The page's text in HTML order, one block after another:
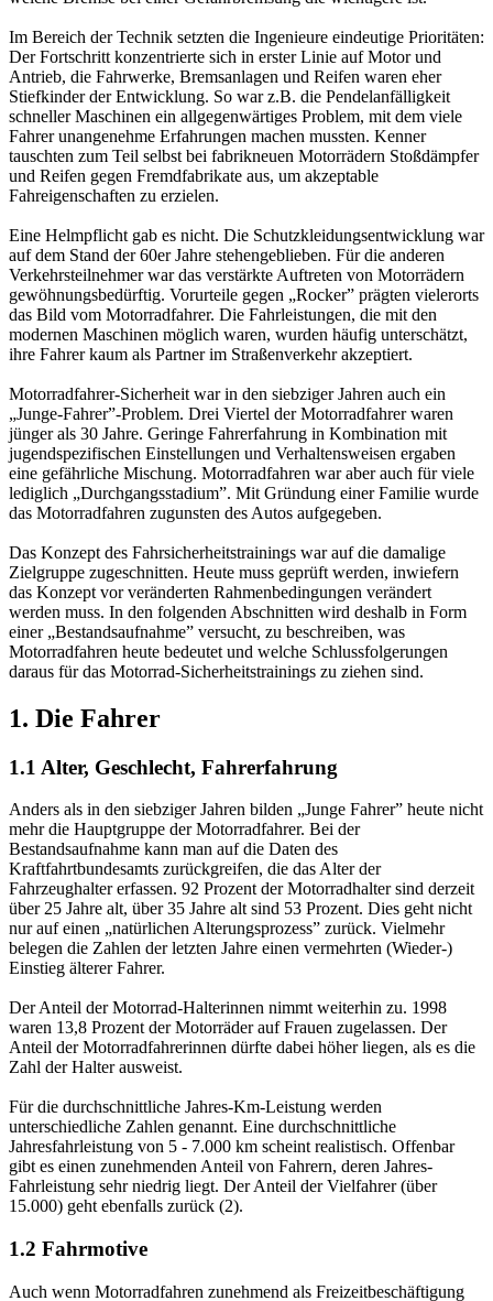
Im Bereich der Technik setzten die Ingenieure eindeutige Prioritäten:
Der Fortschritt konzentrierte sich in erster Linie auf Motor und
Antrieb, die Fahrwerke, Bremsanlagen und Reifen waren eher
Stiefkinder der Entwicklung. So war z.B. die Pendelanfälligkeit
schneller Maschinen ein allgegenwärtiges Problem, mit dem viele
Fahrer unangenehme Erfahrungen machen mussten. Kenner
tauschten zum Teil selbst bei fabrikneuen Motorrädern Stoßdämpfer
und Reifen gegen Fremdfabrikate aus, um akzeptable
Fahreigenschaften zu erzielen.
Eine Helmpflicht gab es nicht. Die Schutzkleidungsentwicklung war
auf dem Stand der 60er Jahre stehengeblieben. Für die anderen
Verkehrsteilnehmer war das verstärkte Auftreten von Motorrädern
gewöhnungsbedürftig. Vorurteile gegen „Rocker” prägten vielerorts
das Bild vom Motorradfahrer. Die Fahrleistungen, die mit den
modernen Maschinen möglich waren, wurden häufig unterschätzt,
ihre Fahrer kaum als Partner im Straßenverkehr akzeptiert.
Motorradfahrer-Sicherheit war in den siebziger Jahren auch ein
„Junge-Fahrer”-Problem. Drei Viertel der Motorradfahrer waren
jünger als 30 Jahre. Geringe Fahrerfahrung in Kombination mit
jugendspezifischen Einstellungen und Verhaltensweisen ergaben
eine gefährliche Mischung. Motorradfahren war aber auch für viele
lediglich „Durchgangsstadium”. Mit Gründung einer Familie wurde
das Motorradfahren zugunsten des Autos aufgegeben.
Das Konzept des Fahrsicherheitstrainings war auf die damalige
Zielgruppe zugeschnitten. Heute muss geprüft werden, inwiefern
das Konzept vor veränderten Rahmenbedingungen verändert
werden muss. In den folgenden Abschnitten wird deshalb in Form
einer „Bestandsaufnahme” versucht, zu beschreiben, was
Motorradfahren heute bedeutet und welche Schlussfolgerungen
daraus für das Motorrad-Sicherheitstrainings zu ziehen sind.
1. Die Fahrer
1.1 Alter, Geschlecht, Fahrerfahrung
Anders als in den siebziger Jahren bilden „Junge Fahrer” heute nicht
mehr die Hauptgruppe der Motorradfahrer. Bei der
Bestandsaufnahme kann man auf die Daten des
Kraftfahrtbundesamts zurückgreifen, die das Alter der
Fahrzeughalter erfassen. 92 Prozent der Motorradhalter sind derzeit
über 25 Jahre alt, über 35 Jahre alt sind 53 Prozent. Dies geht nicht
nur auf einen „natürlichen Alterungsprozess” zurück. Vielmehr
belegen die Zahlen der letzten Jahre einen vermehrten (Wieder-)
Einstieg älterer Fahrer.
Der Anteil der Motorrad-Halterinnen nimmt weiterhin zu. 1998
waren 13,8 Prozent der Motorräder auf Frauen zugelassen. Der
Anteil der Motorradfahrerinnen dürfte dabei höher liegen, als es die
Zahl der Halter ausweist.
Für die durchschnittliche Jahres-Km-Leistung werden
unterschiedliche Zahlen genannt. Eine durchschnittliche
Jahresfahrleistung von 5 - 7.000 km scheint realistisch. Offenbar
gibt es einen zunehmenden Anteil von Fahrern, deren Jahres-
Fahrleistung sehr niedrig liegt. Der Anteil der Vielfahrer (über
15.000) geht ebenfalls zurück (2).
1.2 Fahrmotive
Auch wenn Motorradfahren zunehmend als Freizeitbeschäftigung